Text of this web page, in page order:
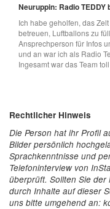
Neuruppin: Radio
Ich habe geholfen, das
betreuen, Luftballons zu
Ansprechperson für Infos
und an war ich als Radio
Ingesamt war das Team
Rechtlicher Hinweis
Die Person hat ihr Profil
Bilder persönlich
Sprachkenntnisse und
Telefoninterview von
überprüft. Sollten Sie
durch Inhalte auf dieser
uns bitte umgehend an: